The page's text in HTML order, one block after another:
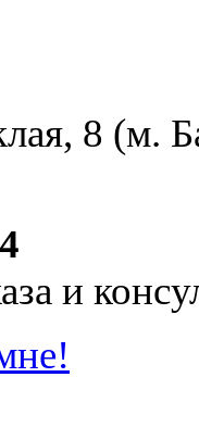
8 (м.
и